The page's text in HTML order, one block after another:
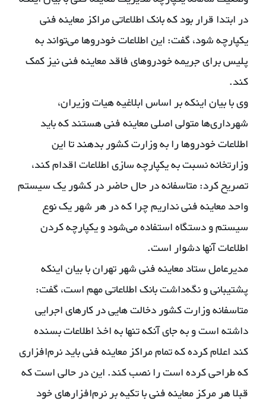
در ابتدا قرار بود که بانک اطلاعاتی مراکز معاینه فنی
یکپارچه شود، گفت: این اطلاعات خودروها می‌تواند به
پلیس برای جریمه خودروهای فاقد معاینه فنی نیز کمک
کند.
وی با بیان اینکه بر اساس ابلاغیه هیات وزیران،
شهرداری‌ها متولی اصلی معاینه فنی هستند که باید
اطلاعات خودروها را به وزارت کشور بدهند تا این
وزارتخانه نسبت به یکپارچه سازی اطلاعات اقدام کند،
تصریح کرد: متاسفانه در حال حاضر در کشور یک سیستم
واحد معاینه فنی نداریم چرا که در هر شهر یک نوع
سیستم و دستگاه استفاده می‌شود و یکپارچه کردن
اطلاعات آنها دشوار است.
مدیرعامل ستاد معاینه فنی شهر تهران با بیان اینکه
پشتیبانی و نگه‌داشت بانک اطلاعاتی مهم است، گفت:
متاسفانه وزارت کشور دخالت هایی در کارهای اجرایی
داشته است و به جای آنکه تنها به اخذ اطلاعات بسنده
کند اعلام کرده که تمام مراکز معاینه فنی باید نرم‌افزاری
که طراحی کرده است را نصب کند. این در حالی است که
قبلا هر مرکز معاینه فنی با تکیه بر نرم‌افزارهای خود